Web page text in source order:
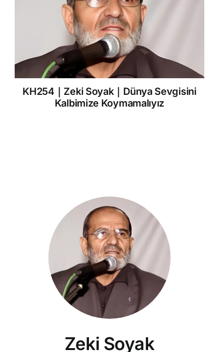
KH254｜Zeki Soyak｜Dünya Sevgisini
Kalbimize Koymamalıyız
Zeki Soyak